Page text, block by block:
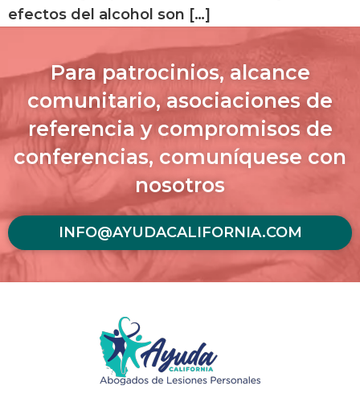
efectos del alcohol son […]
Para patrocinios, alcance
comunitario, asociaciones de
referencia y compromisos de
conferencias, comuníquese con
nosotros
INFO@AYUDACALIFORNIA.COM